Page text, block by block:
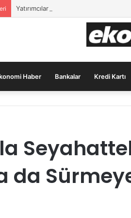
Yatırımcılar İçin Güvenli Liman: Altın
Haber Bankalar Kredi Kartı
da